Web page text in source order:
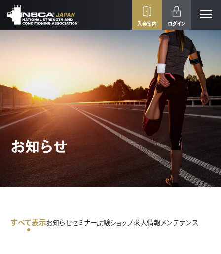
入会案内 ログイン
お知らせ
すべて表示お知らせセミナー試験ショップ求人情報 メンテナンス